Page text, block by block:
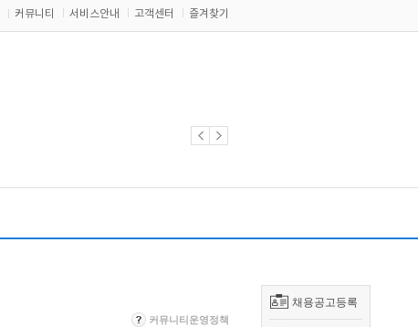
커뮤니티 서비스안내 고객센터 즐겨찾기
채용공고등록
커뮤니티운영정책